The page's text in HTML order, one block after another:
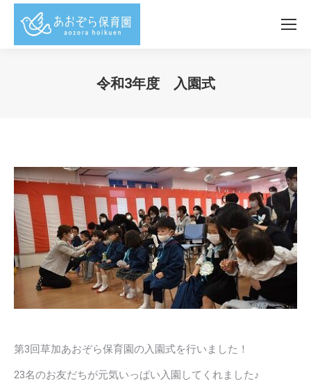
令和3年度 入園式
第3回草加あおぞら保育園の入園式を行いました！
23名のお友だちが元気いっぱい入園してくれました♪